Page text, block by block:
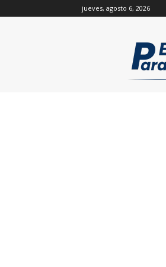
jueves, agosto 6, 2026